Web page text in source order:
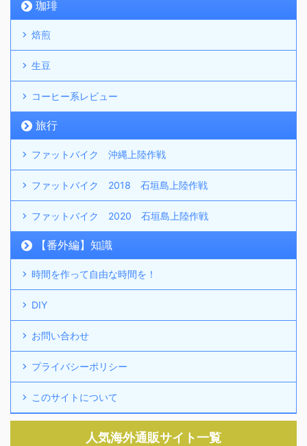
珈琲
焙煎
生豆
コーヒー系レビュー
旅行
ファットバイク 沖縄上陸作戦
ファットバイク 2018 石垣島上陸作戦
ファットバイク 2020 石垣島上陸作戦
【番外編】知識
時間を作って自由な時間を！
DIY
お問い合わせ
プライバシーポリシー
このサイトについて
人気海外通販サイト一覧